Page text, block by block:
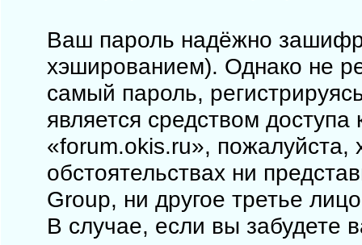
Ваш пароль надёжно
хэшированием). Однако не
самый пароль,
является средством
«forum.okis.ru», пожалуйста,
обстоятельствах ни
Group, ни другое третье
В случае, если вы забудете